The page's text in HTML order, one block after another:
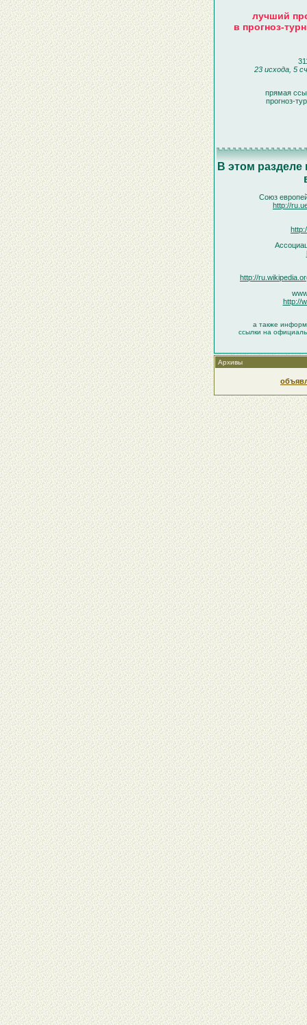
лучший
в прогноз-
23 исхода, 5
прямая
прогноз-
В этом
Союз
http://
http://
http://
а также
ссылки на
Архивы